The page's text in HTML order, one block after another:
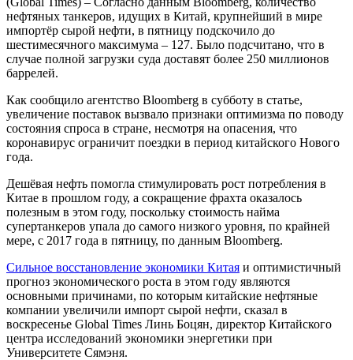
нефтяных танкеров, идущих в Китай, крупнейший в мире
импортёр сырой нефти, в пятницу подскочило до
шестимесячного максимума – 127. Было подсчитано, что в
случае полной загрузки суда доставят более 250 миллионов
баррелей.
Как сообщило агентство Bloomberg в субботу в статье,
увеличение поставок вызвало признаки оптимизма по поводу
состояния спроса в стране, несмотря на опасения, что
коронавирус ограничит поездки в период китайского Нового
года.
Дешёвая нефть помогла стимулировать рост потребления в
Китае в прошлом году, а сокращение фрахта оказалось
полезным в этом году, поскольку стоимость найма
супертанкеров упала до самого низкого уровня, по крайней
мере, с 2017 года в пятницу, по данным Bloomberg.
Сильное восстановление экономики Китая и оптимистичный
прогноз экономического роста в этом году являются
основными причинами, по которым китайские нефтяные
компании увеличили импорт сырой нефти, сказал в
воскресенье Global Times Линь Боцян, директор Китайского
центра исследований экономики энергетики при
Университете Сямэня.